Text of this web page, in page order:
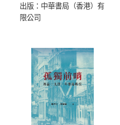
出版：中華書局（香港）有
限公司